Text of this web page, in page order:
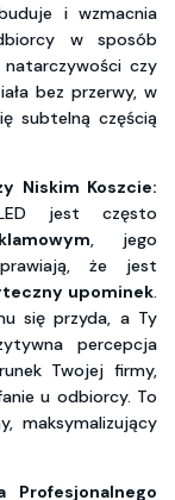
i wzmacnia
w sposób
czy
bez przerwy, w
subtelną częścią
Niskim Koszcie:
jest często
, jego
że jest
upominek.
się przyda, a Ty
percepcja
Twojej firmy,
u odbiorcy. To
maksymalizujący